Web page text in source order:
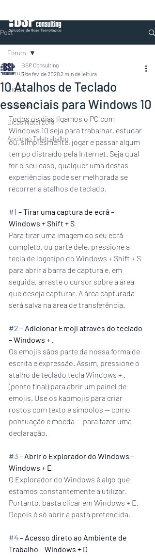
Post
Fórum
Dicas
Notícias
Dicas Natal 2019
Apoio ao Teletrabalho
Fórum
10 Atalhos de Teclado
essenciais para Windows 10
BSP Consulting
3 de fev. de 20202 min de leitura
Todos os dias ligamos o PC com
Windows 10 seja para trabalhar, estudar
ou, simplesmente, jogar e passar algum
tempo distraído pela Internet. Seja qual
for o seu caso, qualquer uma destas
experiências pode ser melhorada se
recorrer a atalhos de teclado.
#1 – Tirar uma captura de ecrã –
Windows + Shift + S
Para tirar uma imagem do seu ecrã
completo, ou parte dele, pressione a
tecla de logotipo do Windows + Shift + S
para abrir a barra de captura e, em
seguida, arraste o cursor sobre a área
que deseja capturar. A área capturada
será salva na área de transferência.
#2 – Adicionar Emoji através do teclado
– Windows + .
Os emojis sãos parte da nossa forma de
escrita e expressão. Assim, pressione o
atalho de teclado tecla Windows + .
(ponto final) para abrir um painel de
emojis. Use os kaomojis para criar
rostos com texto e símbolos — como
pontuação e moeda — para fazer uma
declaração.
#3 – Abrir o Explorador do Windows –
Windows + E
O Explorador do Windows é algo que
estamos constantemente a utilizar.
Portanto, basta clicar em Windows + E.
Depois é só abrir a pasta pretendida.
#4 – Acesso direto ao Ambiente de
Trabalho – Windows + D